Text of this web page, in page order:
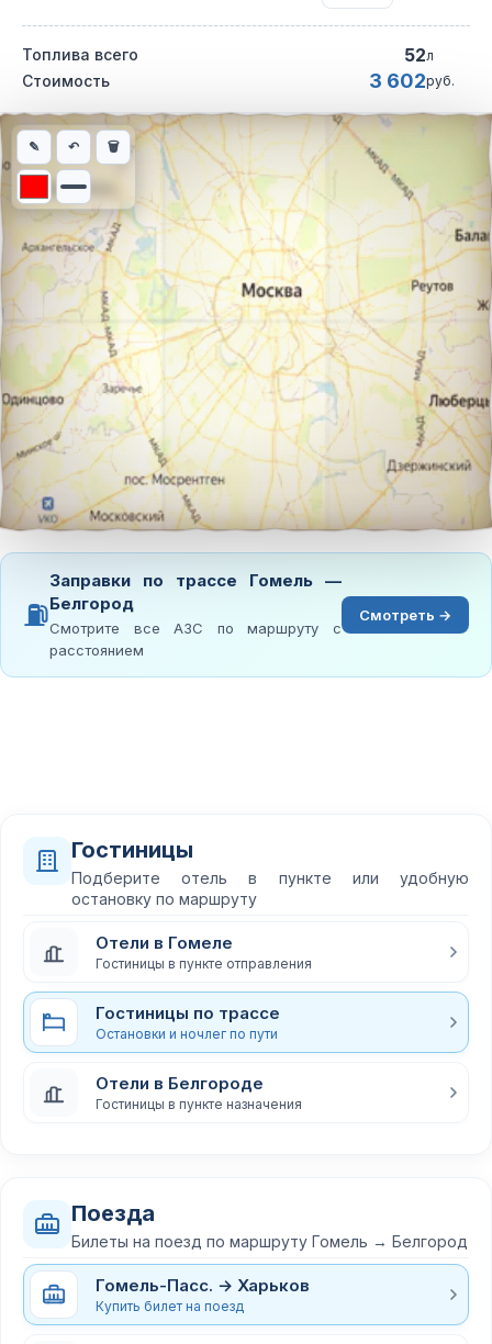
Топлива всего 52л
Стоимость 3 602руб.
Интерактивная карта автомобильного маршрута из города
✎ ↶ 🗑
⛽
Заправки по трассе Гомель —
Белгород
Смотрите все АЗС по маршруту с
расстоянием
Смотреть →
Гостиницы
Подберите отель в пункте или удобную
остановку по маршруту
Отели в Гомеле
Гостиницы в пункте отправления
Гостиницы по трассе
Остановки и ночлег по пути
Отели в Белгороде
Гостиницы в пункте назначения
Поезда
Билеты на поезд по маршруту Гомель → Белгород
Гомель-Пасс. → Харьков
Купить билет на поезд